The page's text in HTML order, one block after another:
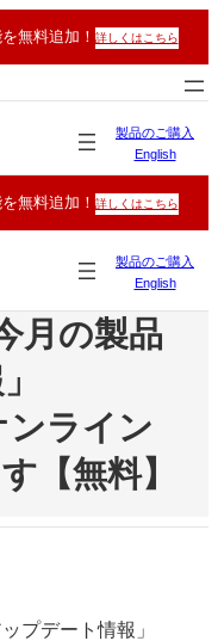
無料追加！ 詳しくはこちら
製品のご購入
English
無料追加！ 詳しくはこちら
製品のご購入
English
月の製品
ンライン
【無料】
プデート情報」